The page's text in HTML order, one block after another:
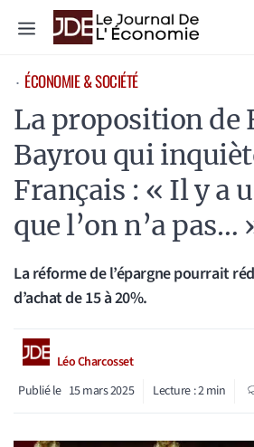
Menu
⋅ ÉCONOMIE & SOCIÉTÉ
La proposition de
Bayrou qui
Français : « Il y a
que l’on n’a pas…
La réforme de l’épargne pourrait
d’achat de 15 à 20%.
Léo Charcosset
Publié le 15 mars 2025 Lecture :2min